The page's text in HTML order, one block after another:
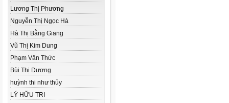
Lương Thị Phương
Nguyễn Thị Ngọc Hà
Hà Thị Bằng Giang
Vũ Thị Kim Dung
Phạm Văn Thức
Bùi Thị Dương
huỳnh thi như thủy
LÝ HỮU TRI